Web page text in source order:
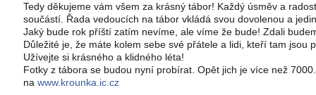
Tedy děkujeme vám všem za krásný tábor! Každý úsměv a
součástí. Řada vedoucích na tábor vkládá svou dovolenou a
Jaký bude rok příští zatím nevíme, ale víme že bude! Zdali
Důležité je, že máte kolem sebe své přátele a lidi, kteří tam jsou
Užívejte si krásného a klidného léta!
Fotky z tábora se budou nyní probírat. Opět jich je více než
na www.krounka.ic.cz